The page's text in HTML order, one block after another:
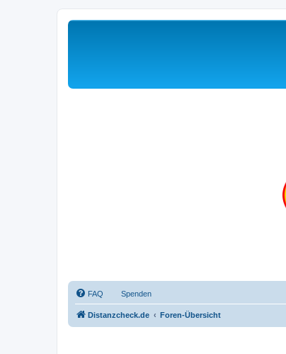
FAQ Spenden
Distanzcheck.de Foren-Übersicht